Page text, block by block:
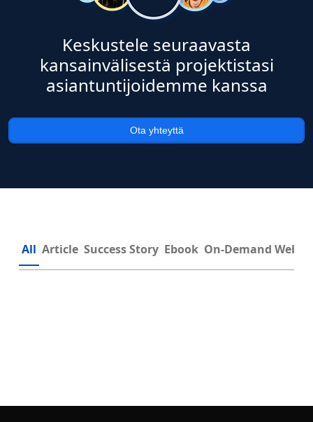
Keskustele seuraavasta
kansainvälisestä projektistasi
asiantuntijoidemme kanssa
Ota yhteyttä
All Article Success Story Ebook On-Demand